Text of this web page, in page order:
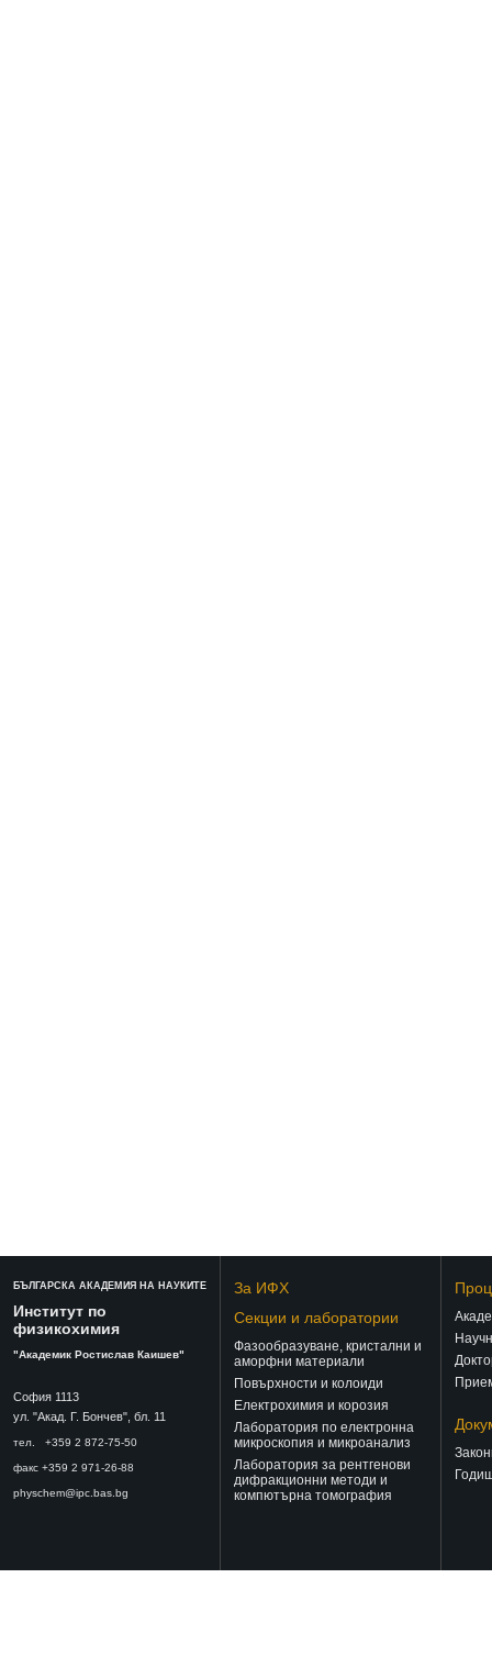
БЪЛГАРСКА АКАДЕМИЯ НА НАУКИТЕ
Институт по
физикохимия
"Академик Ростислав Каишев"
София 1113
ул. "Акад. Г. Бончев", бл. 11
тел. +359 2 872-75-50
факс +359 2 971-26-88
physchem@ipc.bas.bg
За ИФХ
Секции и лаборатории
Фазообразуване, кристални и
аморфни материали
Повърхности и колоиди
Електрохимия и корозия
Лаборатория по електронна
микроскопия и микроанализ
Лаборатория за рентгенови
дифракционни методи и
компютърна томография